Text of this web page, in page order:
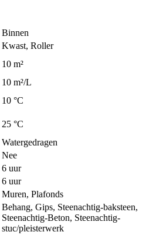
Binnen
Kwast, Roller
10 m²
10 m²/L
10 °C
25 °C
Watergedragen
Nee
6 uur
6 uur
Muren, Plafonds
Behang, Gips, Steenachtig-baksteen,
Steenachtig-Beton, Steenachtig-
stuc/pleisterwerk